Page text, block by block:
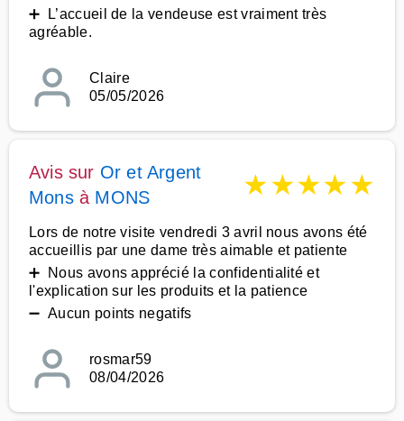
➕ L’accueil de la vendeuse est vraiment très
agréable.
Claire
05/05/2026
Avis sur Or et Argent
Monsà MONS ★★★★★
Lors de notre visite vendredi 3 avril nous avons été
accueillis par une dame très aimable et patiente
➕ Nous avons apprécié la confidentialité et
l'explication sur les produits et la patience
➖ Aucun points negatifs
rosmar59
08/04/2026